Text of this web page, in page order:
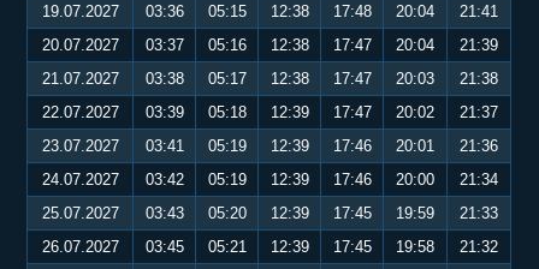
19.07.2027
03:36 05:15 12:38 17:48 20:04
21:41
20.07.2027
03:37 05:16 12:38 17:47 20:04
21:39
21.07.2027
03:38 05:17 12:38 17:47 20:03
21:38
22.07.2027
03:39 05:18 12:39 17:47 20:02
21:37
23.07.2027
03:41 05:19 12:39 17:46 20:01
21:36
24.07.2027
03:42 05:19 12:39 17:46 20:00
21:34
25.07.2027
03:43 05:20 12:39 17:45 19:59
21:33
26.07.2027
03:45 05:21 12:39 17:45 19:58
21:32